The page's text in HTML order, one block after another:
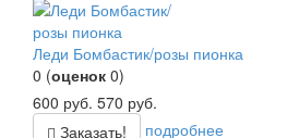
Леди Бомбастик/розы пионка
0 (оценок 0)
600 руб. 570 руб.
Заказать!
подробнее